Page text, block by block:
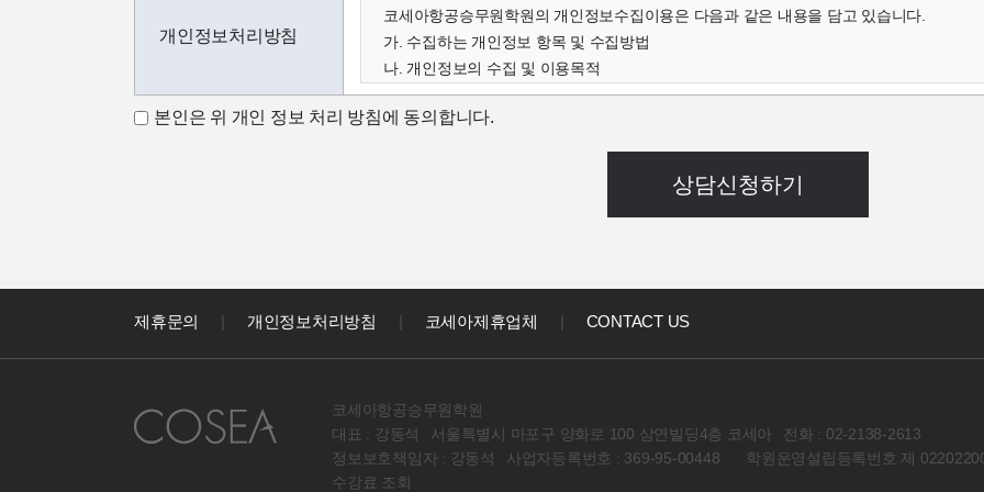
개인정보처리방침
코세아항공승무원학원의 개인정보수집이용은 다음과 같은 내용을 담고 있습니다.
가. 수집하는 개인정보 항목 및 수집방법
나. 개인정보의 수집 및 이용목적
다. 수집한 개인정보의 보유 및 이용기간
가. 수집하는 개인정보 항목 및 수집방법
- 성명, 이메일, 연락처, 출생년도, 신장 등 기록
- 과정문의에 대한 학과담당자들의 전화 및 이메일 상담
- 신규 서비스(강좌) 개발 및 특화, 이벤트 등 광고성 정보 전달
원칙적으로 개인정보 수집 및 이용목적이 달성된 후에는 해당 정보를 지체 없이 파기합니다.
라. 코세아 정회원 컨텐츠관련 동의사항
원칙적으로 코세아학원 이용자의 개인정보를 타인 또는 타기업,기관에 공개하지 않습니다
본인은 위 개인 정보 처리 방침에 동의합니다.
제휴문의 | 개인정보처리방침 | 코세아제휴업체 | CONTACT US
코세아항공승무원학원
대표 : 강동석
서울특별시 마포구 양화로 100 삼연빌딩4층 코세아
전화 : 02-2138-2613
정보보호책임자 : 강동석
사업자등록번호 : 369-95-00448
학원운영설립등록번호 제
수강료 조회